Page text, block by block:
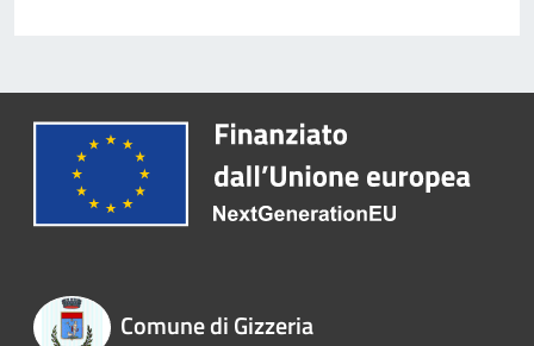
Comune di Gizzeria